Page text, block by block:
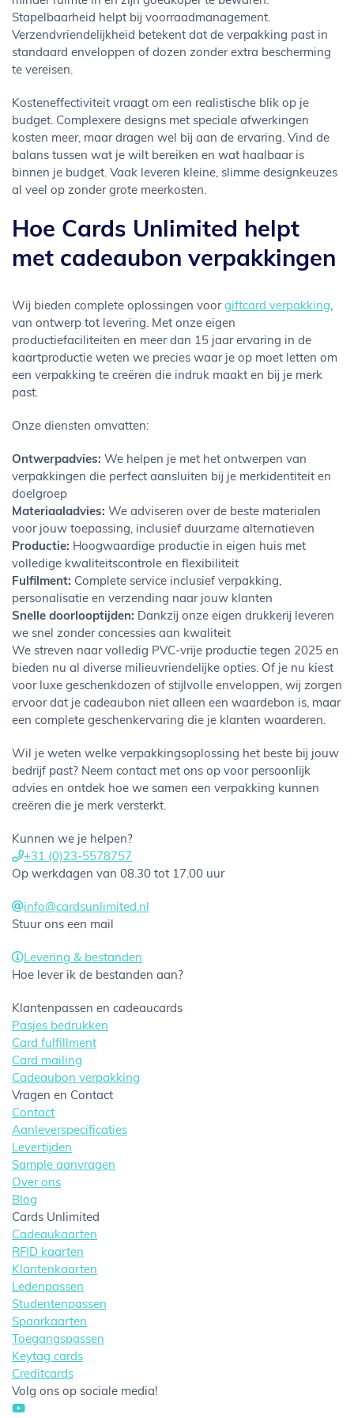
Stapelbaarheid helpt bij voorraadmanagement.
Verzendvriendelijkheid betekent dat de verpakking past in
standaard enveloppen of dozen zonder extra bescherming
te vereisen.
Kosteneffectiviteit vraagt om een realistische blik op je
budget. Complexere designs met speciale afwerkingen
kosten meer, maar dragen wel bij aan de ervaring. Vind de
balans tussen wat je wilt bereiken en wat haalbaar is
binnen je budget. Vaak leveren kleine, slimme designkeuzes
al veel op zonder grote meerkosten.
Hoe Cards Unlimited helpt
met cadeaubon verpakkingen
Wij bieden complete oplossingen voor giftcard verpakking,
van ontwerp tot levering. Met onze eigen
productiefaciliteiten en meer dan 15 jaar ervaring in de
kaartproductie weten we precies waar je op moet letten om
een verpakking te creëren die indruk maakt en bij je merk
past.
Onze diensten omvatten:
Ontwerpadvies: We helpen je met het ontwerpen van
verpakkingen die perfect aansluiten bij je merkidentiteit en
doelgroep
Materiaaladvies: We adviseren over de beste materialen
voor jouw toepassing, inclusief duurzame alternatieven
Productie: Hoogwaardige productie in eigen huis met
volledige kwaliteitscontrole en flexibiliteit
Fulfilment: Complete service inclusief verpakking,
personalisatie en verzending naar jouw klanten
Snelle doorlooptijden: Dankzij onze eigen drukkerij leveren
we snel zonder concessies aan kwaliteit
We streven naar volledig PVC-vrije productie tegen 2025 en
bieden nu al diverse milieuvriendelijke opties. Of je nu kiest
voor luxe geschenkdozen of stijlvolle enveloppen, wij zorgen
ervoor dat je cadeaubon niet alleen een waardebon is, maar
een complete geschenkervaring die je klanten waarderen.
Wil je weten welke verpakkingsoplossing het beste bij jouw
bedrijf past? Neem contact met ons op voor persoonlijk
advies en ontdek hoe we samen een verpakking kunnen
creëren die je merk versterkt.
Kunnen we je helpen?
+31 (0)23-5578757
Op werkdagen van 08.30 tot 17.00 uur
info@cardsunlimited.nl
Stuur ons een mail
Levering & bestanden
Hoe lever ik de bestanden aan?
Klantenpassen en cadeaucards
Pasjes bedrukken
Card fulfillment
Card mailing
Cadeaubon verpakking
Vragen en Contact
Contact
Aanleverspecificaties
Levertijden
Sample aanvragen
Over ons
Blog
Cards Unlimited
Cadeaukaarten
RFID kaarten
Klantenkaarten
Ledenpassen
Studentenpassen
Spaarkaarten
Toegangspassen
Keytag cards
Creditcards
Volg ons op sociale media!